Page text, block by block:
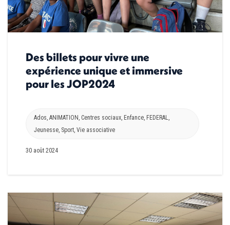
Des billets pour vivre une
expérience unique et immersive
pour les JOP2024
Ados, ANIMATION , Centres sociaux, Enfance, FEDERAL,
Jeunesse, Sport, Vie associative
30 août 2024